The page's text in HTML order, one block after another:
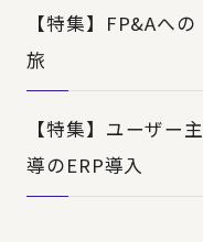
【特集】FP&Aへの
旅
【特集】ユーザー主
導のERP導入